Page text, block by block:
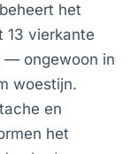
het
13 vierkante
— ongewoon in
woestijn.
en
het